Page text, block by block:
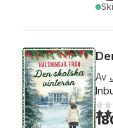
Av
4,8